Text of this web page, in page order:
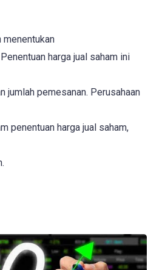
menentukan
harga jual saham ini
jumlah pemesanan. Perusahaan
penentuan harga jual saham,